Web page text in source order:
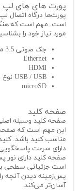
پورت های های لپ
پورت‌ها درگاه اتصال
است. مهم است که
مورد نیاز خود را
جک صوتی 3.5 میلی متری
Ethernet
HDMI
USB / USB نوع A و C
microSD
صفحه کلید
صفحه کلید وسیله اصلی
این مهم است که صفحه
مناسب کلید باشد.
دارای سرعت
صفحه کلید دارای نور
است جزئیاتی سطحی به
پس‌زمینه دیدن آنچه
آسان‌تر می‌کند.